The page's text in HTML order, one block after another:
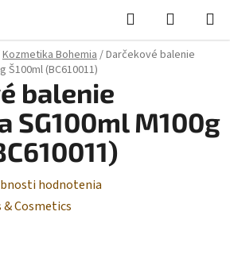
Hľadať
KOŠÍK
Kozmetika Bohemia/Darčekové balenie
Š100ml (BC610011)
balenie
SG100ml M100g
hodnotenia
Cosmetics